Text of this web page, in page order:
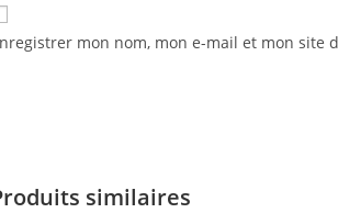
mon nom, mon e-mail et mon site
similaires